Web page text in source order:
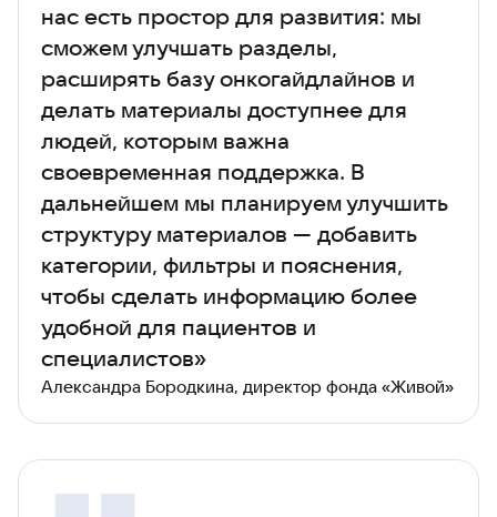
нас есть простор для развития: мы
сможем улучшать разделы,
расширять базу онкогайдлайнов и
делать материалы доступнее для
людей, которым важна
своевременная поддержка. В
дальнейшем мы планируем улучшить
структуру материалов — добавить
категории, фильтры и пояснения,
чтобы сделать информацию более
удобной для пациентов и
специалистов»
Александра Бородкина, директор фонда «Живой»